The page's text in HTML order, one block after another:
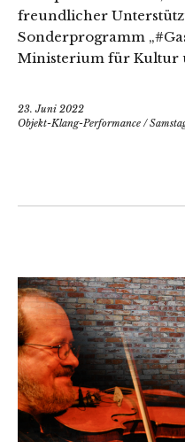
freundlicher
Sonderprogramm
Ministerium für Kultur
23. Juni 2022
Objekt-Klang-Performance /